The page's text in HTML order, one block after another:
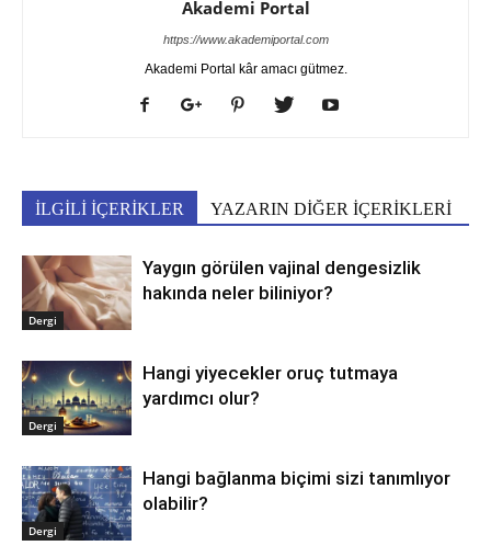
Akademi Portal
https://www.akademiportal.com
Akademi Portal kâr amacı gütmez.
İLGİLİ İÇERİKLER YAZARIN DİĞER İÇERİKLERİ
Dergi
Yaygın görülen vajinal dengesizlik
hakında neler biliniyor?
Dergi
Hangi yiyecekler oruç tutmaya
yardımcı olur?
Dergi
Hangi bağlanma biçimi sizi tanımlıyor
olabilir?